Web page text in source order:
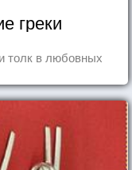
греки
толк в любовных